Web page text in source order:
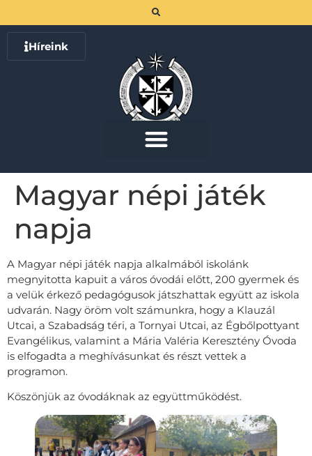
Híreink
Magyar népi játék
napja
A Magyar népi játék napja alkalmából iskolánk
megnyitotta kapuit a város óvodái előtt, 200 gyermek és
a velük érkező pedagógusok játszhattak együtt az iskola
udvarán. Nagy öröm volt számunkra, hogy a Klauzál
Utcai, a Szabadság téri, a Tornyai Utcai, az Égbőlpottyant
Evangélikus, valamint a Mária Valéria Keresztény Óvoda
is elfogadta a meghívásunkat és részt vettek a
programon.
Köszönjük az óvodáknak az együttműködést.